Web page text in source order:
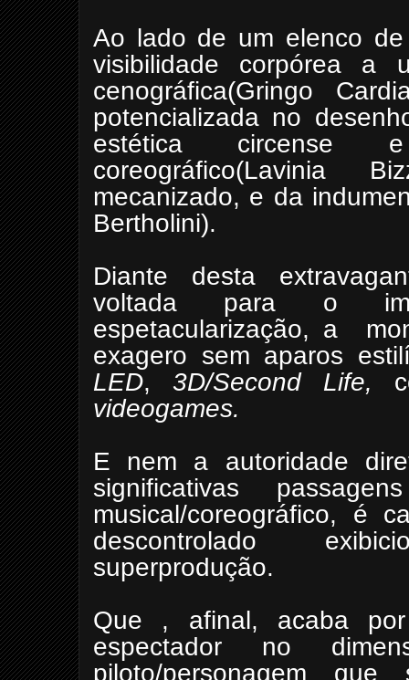
Ao lado de um elenco
visibilidade corpórea a
cenográfica(Gringo
potencializada no
estética circense
coreográfico(Lavinia
mecanizado, e da
Bertholini).
Diante desta
voltada para o
espetacularização, a
exagero sem aparos
LED, 3D/Second Life,
videogames.
E nem a autoridade
significativas
musical/coreográfico, é
descontrolado
superprodução.
Que , afinal, acaba
espectador no
piloto/personagem